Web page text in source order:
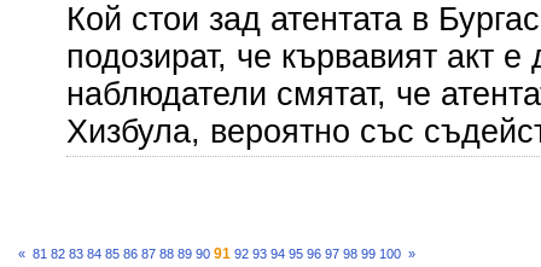
Кой стои зад атентата в
подозират, че кървавият акт
наблюдатели смятат, че
Хизбула, вероятно със
« 81 82 83 84 85 86 87 88 89 90 91 92 93 94 95 96 97 98 99 100 »